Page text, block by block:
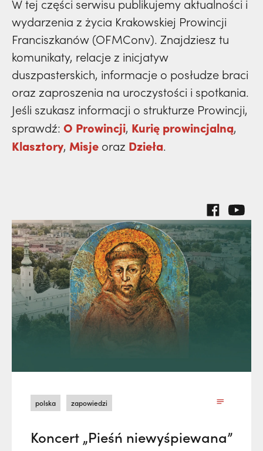
klasztory
kuria prowincjalna
ochrona małoletnich
święci
dzieła
misje
klasztory
kuria prowincjalna
ochrona małoletnich
powołanie
dzieła
misje
klasztory
kuria prowincjalna
wydarzenia
prowincja
powołanie
dzieła
misje
klasztory
polskich misjonarzy? | JESTEM,Nie
wiedziała, że żegna go na zawsze | JESTEM
W tej części serwisu publikujemy aktualności i
wydarzenia z życia Krakowskiej Prowincji
Franciszkanów (OFMConv). Znajdziesz tu
komunikaty, relacje z inicjatyw
duszpasterskich, informacje o posłudze braci
oraz zaproszenia na uroczystości i spotkania.
Jeśli szukasz informacji o strukturze Prowincji,
sprawdź: O Prowincji, Kurię prowincjalną,
Klasztory, Misje oraz Dzieła.
polska zapowiedzi
Koncert „Pieśń niewyśpiewana”